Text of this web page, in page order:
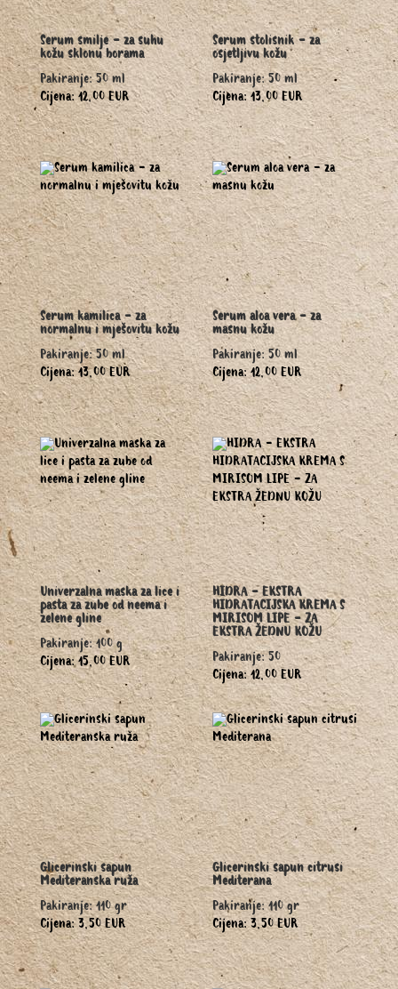
Serum smilje - za suhu
kožu sklonu borama
Pakiranje: 50 ml
Cijena: 12,00 EUR
Serum stolisnik - za
osjetljivu kožu
Pakiranje: 50 ml
Cijena: 13,00 EUR
Serum kamilica - za
normalnu i mješovitu kožu
Pakiranje: 50 ml
Cijena: 13,00 EUR
Serum aloa vera - za
masnu kožu
Pakiranje: 50 ml
Cijena: 12,00 EUR
Univerzalna maska za lice i
pasta za zube od neema i
zelene gline
Pakiranje: 100 g
Cijena: 15,00 EUR
HIDRA - EKSTRA
HIDRATACIJSKA KREMA S
MIRISOM LIPE - ZA
EKSTRA ŽEDNU KOŽU
Pakiranje: 50
Cijena: 12,00 EUR
Glicerinski sapun
Mediteranska ruža
Pakiranje: 110 gr
Cijena: 3,50 EUR
Glicerinski sapun citrusi
Mediterana
Pakiranje: 110 gr
Cijena: 3,50 EUR